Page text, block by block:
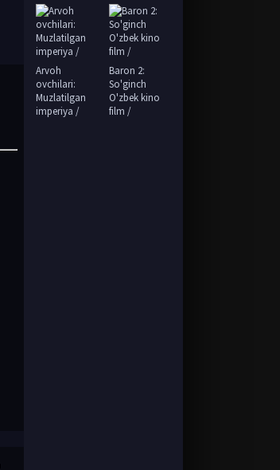
Arvoh
ovchilari:
Muzlatilgan
imperiya /
Baron 2:
So'ginch
O'zbek kino
film /